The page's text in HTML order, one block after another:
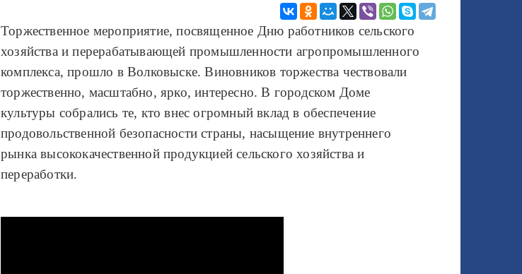
Торжественное мероприятие, посвященное Дню работников сельского
хозяйства и перерабатывающей промышленности агропромышленного
комплекса, прошло в Волковыске. Виновников торжества чествовали
торжественно, масштабно, ярко, интересно. В городском Доме
культуры собрались те, кто внес огромный вклад в обеспечение
продовольственной безопасности страны, насыщение внутреннего
рынка высококачественной продукцией сельского хозяйства и
переработки.